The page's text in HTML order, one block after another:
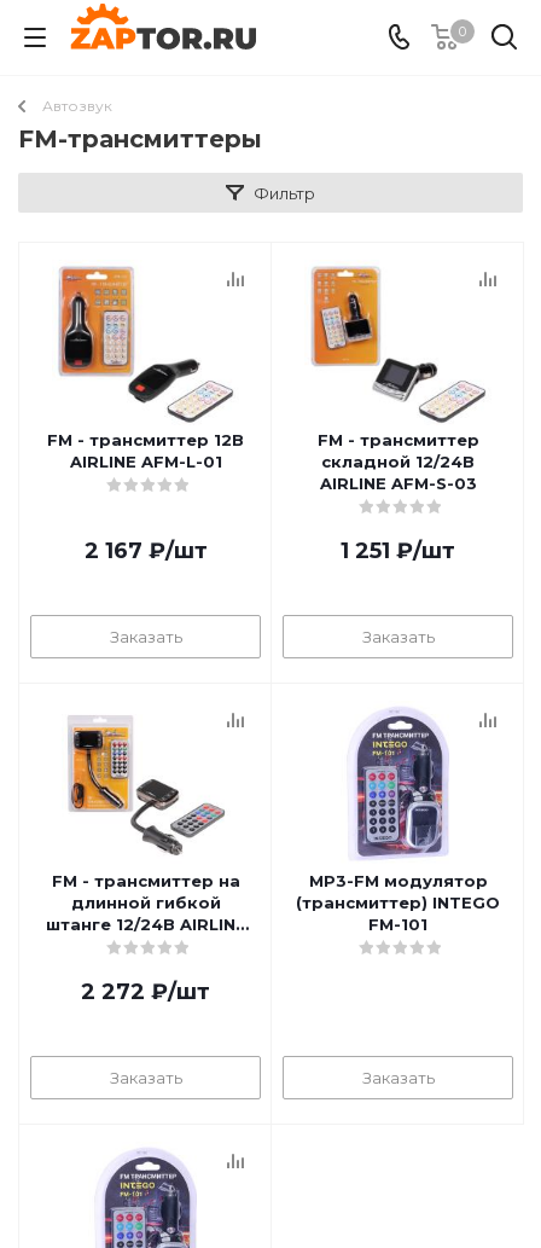
0
Автозвук
FM-трансмиттеры
Фильтр
FM - трансмиттер 12В
AIRLINE AFM-L-01
2 167 ₽/шт
Заказать
FM - трансмиттер
складной 12/24В
AIRLINE AFM-S-03
1 251 ₽/шт
Заказать
FM - трансмиттер на
длинной гибкой
штанге 12/24В AIRLINE
AFM-L-02
2 272 ₽/шт
Заказать
MP3-FM модулятор
(трансмиттер) INTEGO
FM-101
Заказать